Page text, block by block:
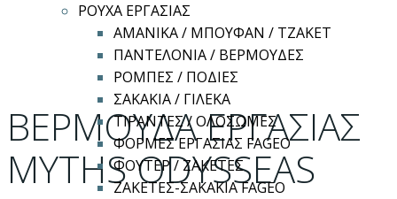
ΡΟΥΧΑ ΕΡΓΑΣΙΑΣ
ΑΜΑΝΙΚΑ / ΜΠΟΥΦΑΝ / ΤΖΑΚΕΤ
ΠΑΝΤΕΛΟΝΙΑ / ΒΕΡΜΟΥΔΕΣ
ΡΟΜΠΕΣ / ΠΟΔΙΕΣ
ΣΑΚΑΚΙΑ / ΓΙΛΕΚΑ
ΤΙΡΑΝΤΕΣ / ΟΛΟΣΩΜΕΣ
ΦΟΡΜΕΣ ΕΡΓΑΣΙΑΣ FAGEO
ΦΟΥΤΕΡ / ΖΑΚΕΤΕΣ
ΖΑΚΕΤΕΣ-ΣΑΚΑΚΙΑ FAGEO
ΒΕΡΜΟΥΔΑ ΕΡΓΑΣΙΑΣ
MYTHS ODYSSEAS